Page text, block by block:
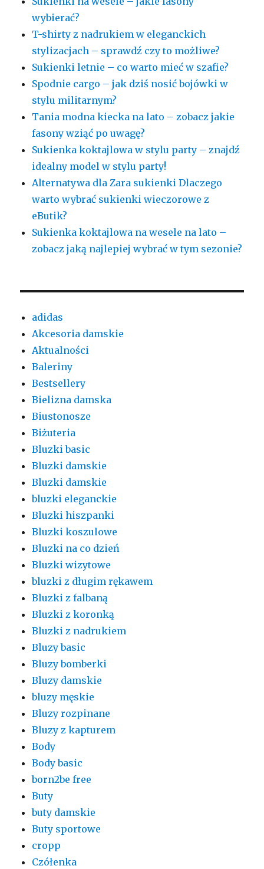
wybierać?
T-shirty z nadrukiem w eleganckich
stylizacjach – sprawdź czy to możliwe?
Sukienki letnie – co warto mieć w szafie?
Spodnie cargo – jak dziś nosić bojówki w
stylu militarnym?
Tania modna kiecka na lato – zobacz jakie
fasony wziąć po uwagę?
Sukienka koktajlowa w stylu party – znajdź
idealny model w stylu party!
Alternatywa dla Zara sukienki Dlaczego
warto wybrać sukienki wieczorowe z
eButik?
Sukienka koktajlowa na wesele na lato –
zobacz jaką najlepiej wybrać w tym sezonie?
adidas
Akcesoria damskie
Aktualności
Baleriny
Bestsellery
Bielizna damska
Biustonosze
Biżuteria
Bluzki basic
Bluzki damskie
Bluzki damskie
bluzki eleganckie
Bluzki hiszpanki
Bluzki koszulowe
Bluzki na co dzień
Bluzki wizytowe
bluzki z długim rękawem
Bluzki z falbaną
Bluzki z koronką
Bluzki z nadrukiem
Bluzy basic
Bluzy bomberki
Bluzy damskie
bluzy męskie
Bluzy rozpinane
Bluzy z kapturem
Body
Body basic
born2be free
Buty
buty damskie
Buty sportowe
cropp
Czółenka